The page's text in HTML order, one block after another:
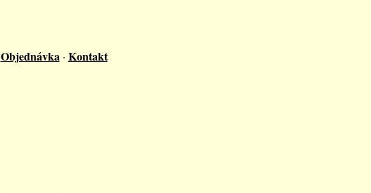
Objednávka · Kontakt